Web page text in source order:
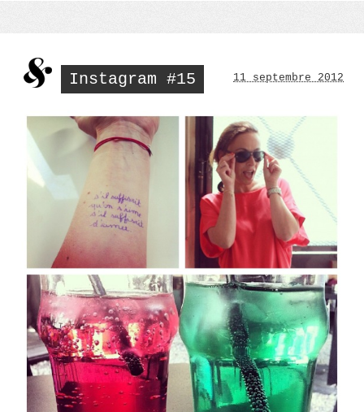
Instagram #15 11 septembre 2012